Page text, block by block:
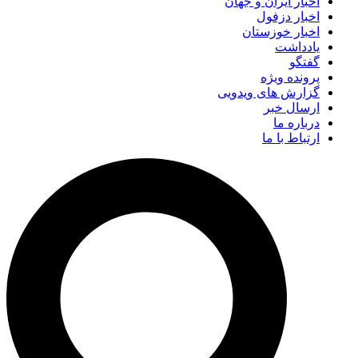
اخبار دزفول
اخبار خوزستان
یادداشت
گفتگو
پرونده ویژه
گزارش های ویدویی
ارسال خبر
درباره ما
ارتباط با ما